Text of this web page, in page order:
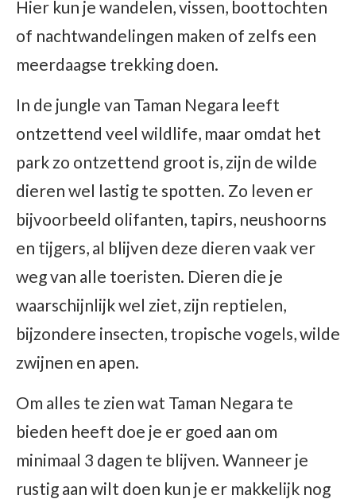
Hier kun je wandelen, vissen, boottochten
of nachtwandelingen maken of zelfs een
meerdaagse trekking doen.
In de jungle van Taman Negara leeft
ontzettend veel wildlife, maar omdat het
park zo ontzettend groot is, zijn de wilde
dieren wel lastig te spotten. Zo leven er
bijvoorbeeld olifanten, tapirs, neushoorns
en tijgers, al blijven deze dieren vaak ver
weg van alle toeristen. Dieren die je
waarschijnlijk wel ziet, zijn reptielen,
bijzondere insecten, tropische vogels, wilde
zwijnen en apen.
Om alles te zien wat Taman Negara te
bieden heeft doe je er goed aan om
minimaal 3 dagen te blijven. Wanneer je
rustig aan wilt doen kun je er makkelijk nog